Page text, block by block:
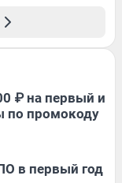
₽ на первый и
по промокоду
в первый год